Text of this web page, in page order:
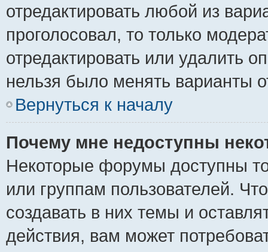
отредактировать любой из
проголосовал, то только
отредактировать или удалить
нельзя было менять варианты
Вернуться к началу
Почему мне недоступны
Некоторые форумы доступны
или группам пользователей.
создавать в них темы и
действия, вам может